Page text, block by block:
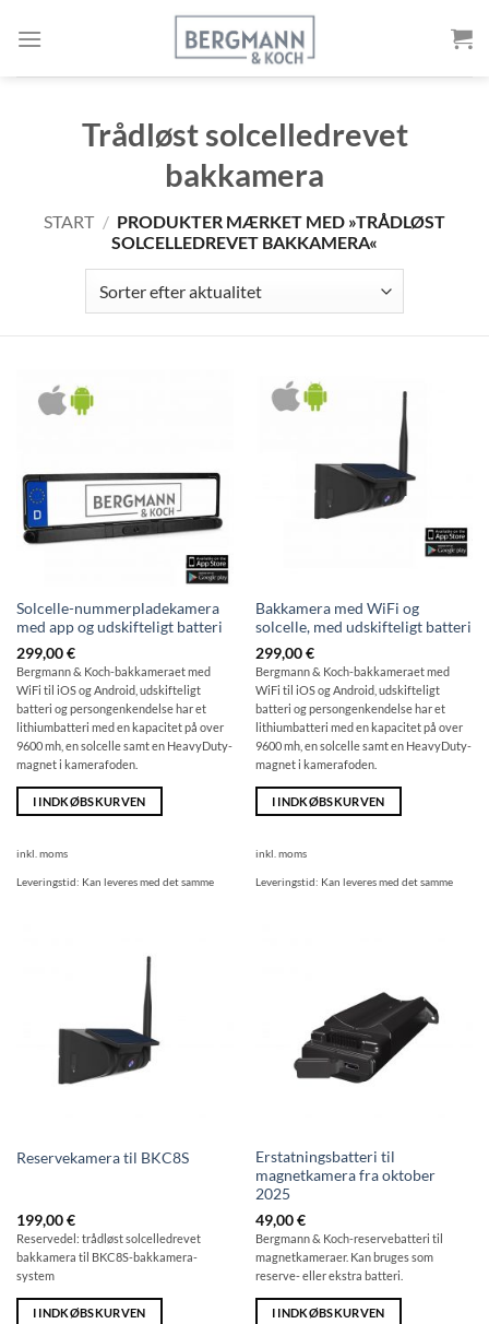
Trådløst solcelledrevet
bakkamera
START / PRODUKTER MÆRKET MED »TRÅDLØST
SOLCELLEDREVET BAKKAMERA«
Solcelle-nummerpladekamera
med app og udskifteligt batteri
299,00€
Bergmann & Koch-bakkameraet med
WiFi til iOS og Android, udskifteligt
batteri og persongenkendelse har et
lithiumbatteri med en kapacitet på over
9600 mh, en solcelle samt en HeavyDuty-
magnet i kamerafoden.
I INDKØBSKURVEN
inkl. moms
Leveringstid: Kan leveres med det samme
Bakkamera med WiFi og
solcelle, med udskifteligt batteri
299,00€
Bergmann & Koch-bakkameraet med
WiFi til iOS og Android, udskifteligt
batteri og persongenkendelse har et
lithiumbatteri med en kapacitet på over
9600 mh, en solcelle samt en HeavyDuty-
magnet i kamerafoden.
I INDKØBSKURVEN
inkl. moms
Leveringstid: Kan leveres med det samme
Reservekamera til BKC8S
199,00€
Reservedel: trådløst solcelledrevet
bakkamera til BKC8S-bakkamera-
system
I INDKØBSKURVEN
Erstatningsbatteri til
magnetkamera fra oktober
2025
49,00€
Bergmann & Koch-reservebatteri til
magnetkameraer. Kan bruges som
reserve- eller ekstra batteri.
I INDKØBSKURVEN